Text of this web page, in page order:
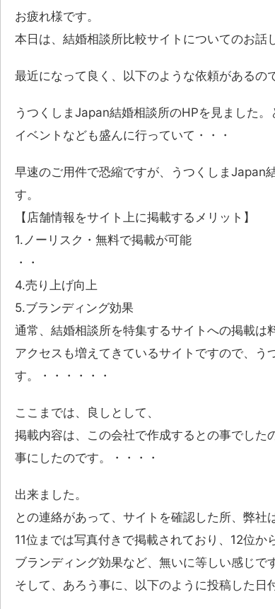
お疲れ様です。
本日は、結婚相談所比較サイトについてのお話
最近になって良く、以下のような依頼があるの
うつくしまJapan結婚相談所のHPを見ました。
イベントなども盛んに行っていて・・・
早速のご用件で恐縮ですが、うつくしまJapan
す。
【店舗情報をサイト上に掲載するメリット】
1.ノーリスク・無料で掲載が可能
・・
4.売り上げ向上
5.ブランディング効果
通常、結婚相談所を特集するサイトへの掲載は
アクセスも増えてきているサイトですので、
す。・・・・・・
ここまでは、良しとして、
掲載内容は、この会社で作成するとの事でし
事にしたのです。・・・・
出来ました。
との連絡があって、サイトを確認した所、弊社
11位までは写真付きで掲載されており、12位か
ブランディング効果など、無いに等しい感じです
そして、あろう事に、以下のように投稿した日